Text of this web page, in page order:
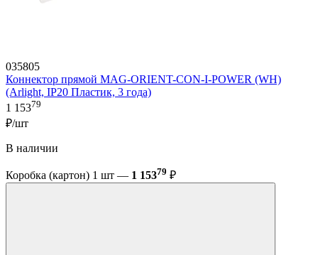
035805
Коннектор прямой MAG-ORIENT-CON-I-POWER (WH)
(Arlight, IP20 Пластик, 3 года)
1 15379
₽/шт
В наличии
Коробка (картон) 1 шт — 1 15379 ₽